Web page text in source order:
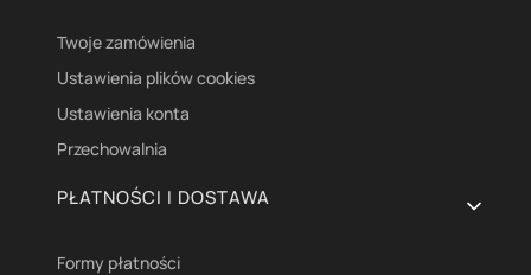
Twoje zamówienia
Ustawienia plików cookies
Ustawienia konta
Przechowalnia
PŁATNOŚCI I DOSTAWA
Formy płatności